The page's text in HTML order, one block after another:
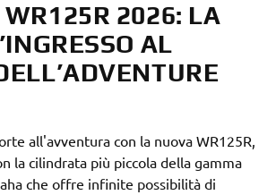
2026: LA
AL
all'avventura con la nuova WR125R,
la cilindrata più piccola della gamma
che offre infinite possibilità di